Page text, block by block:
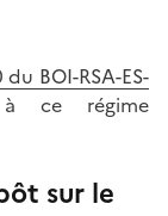
du BOI-RSA-ES-
ce régime
sur le